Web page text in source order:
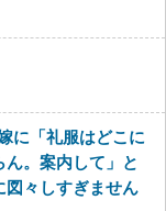
に「礼服はどこに
。案内して」と
々しすぎません